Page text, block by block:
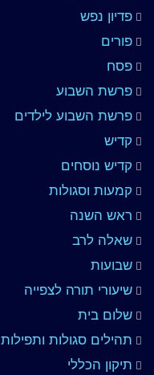
פדיון נפש
פורים
פסח
פרשת השבוע
פרשת השבוע לילדים
קדיש
קדיש נוסחים
קמעות וסגולות
ראש השנה
שאלה לרב
שבועות
שיעורי תורה לצפייה
שלום בית
תהילים סגולות ותפילות
תיקון הכללי